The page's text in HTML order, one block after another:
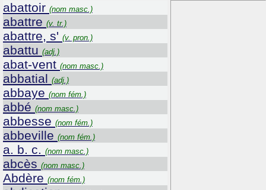
abattoir (nom masc.)
abattre (v. tr.)
abattre, s' (v. pron.)
abattu (adj.)
abat-vent (nom masc.)
abbatial (adj.)
abbaye (nom fém.)
abbé (nom masc.)
abbesse (nom fém.)
abbeville (nom fém.)
a. b. c. (nom masc.)
abcès (nom masc.)
Abdère (nom fém.)